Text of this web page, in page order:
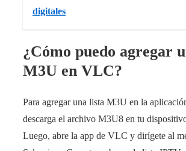
digitales
¿Cómo puedo agregar
M3U en VLC?
Para agregar una lista M3U en la
descarga el archivo M3U8 en tu
Luego, abre la app de VLC y dirígete al